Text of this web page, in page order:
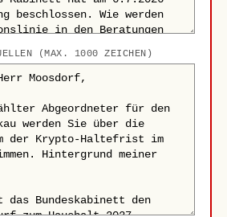
(MAX. 1000 ZEICHEN)